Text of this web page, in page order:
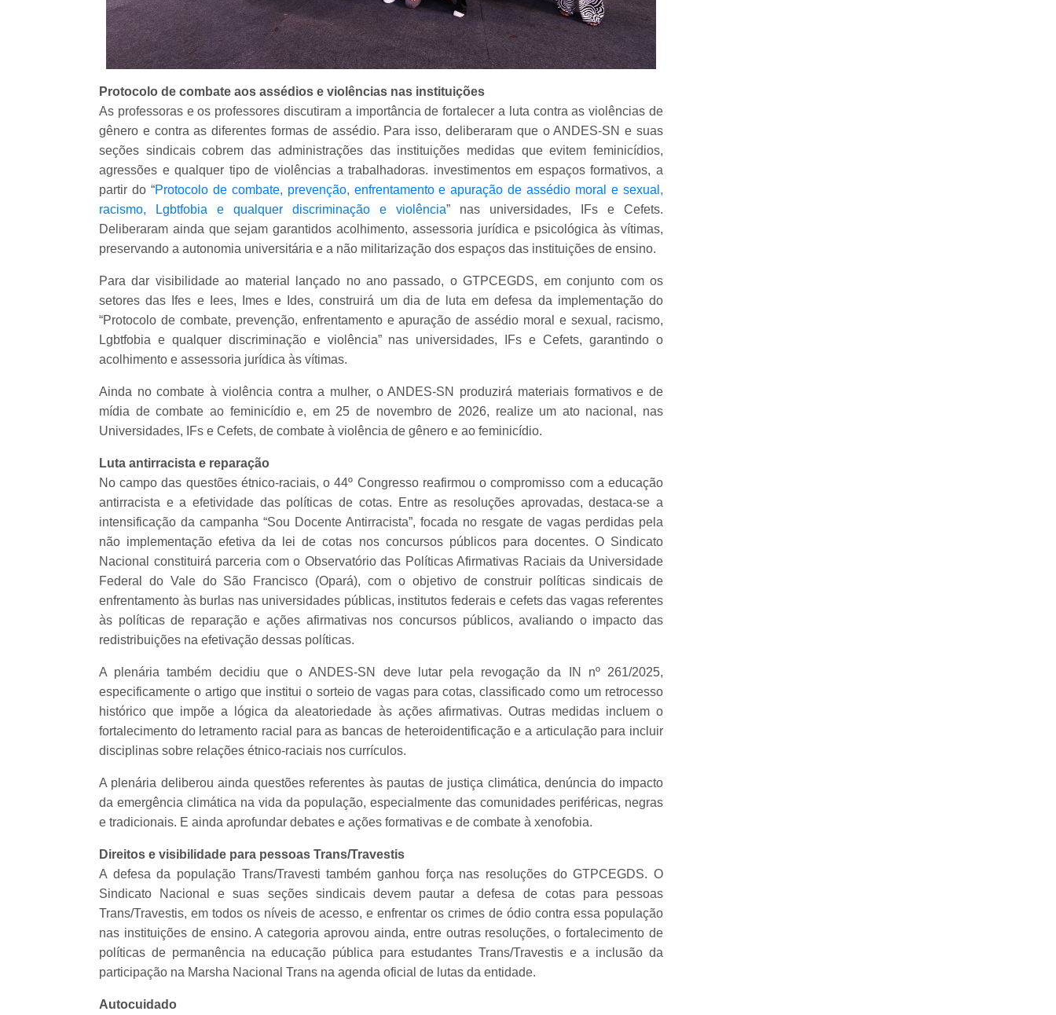
Protocolo de combate aos assédios e violências nas instituições
As professoras e os professores discutiram a importância de fortalecer a luta contra as violências de
gênero e contra as diferentes formas de assédio. Para isso, deliberaram que o ANDES-SN e suas
seções sindicais cobrem das administrações das instituições medidas que evitem feminicídios,
agressões e qualquer tipo de violências a trabalhadoras. investimentos em espaços formativos, a
partir do “Protocolo de combate, prevenção, enfrentamento e apuração de assédio moral e sexual,
racismo, Lgbtfobia e qualquer discriminação e violência” nas universidades, IFs e Cefets.
Deliberaram ainda que sejam garantidos acolhimento, assessoria jurídica e psicológica às vítimas,
preservando a autonomia universitária e a não militarização dos espaços das instituições de ensino.
Para dar visibilidade ao material lançado no ano passado, o GTPCEGDS, em conjunto com os
setores das Ifes e Iees, Imes e Ides, construirá um dia de luta em defesa da implementação do
“Protocolo de combate, prevenção, enfrentamento e apuração de assédio moral e sexual, racismo,
Lgbtfobia e qualquer discriminação e violência” nas universidades, IFs e Cefets, garantindo o
acolhimento e assessoria jurídica às vítimas.
Ainda no combate à violência contra a mulher, o ANDES-SN produzirá materiais formativos e de
mídia de combate ao feminicídio e, em 25 de novembro de 2026, realize um ato nacional, nas
Universidades, IFs e Cefets, de combate à violência de gênero e ao feminicídio.
Luta antirracista e reparação
No campo das questões étnico-raciais, o 44º Congresso reafirmou o compromisso com a educação
antirracista e a efetividade das políticas de cotas. Entre as resoluções aprovadas, destaca-se a
intensificação da campanha “Sou Docente Antirracista”, focada no resgate de vagas perdidas pela
não implementação efetiva da lei de cotas nos concursos públicos para docentes. O Sindicato
Nacional constituirá parceria com o Observatório das Políticas Afirmativas Raciais da Universidade
Federal do Vale do São Francisco (Opará), com o objetivo de construir políticas sindicais de
enfrentamento às burlas nas universidades públicas, institutos federais e cefets das vagas referentes
às políticas de reparação e ações afirmativas nos concursos públicos, avaliando o impacto das
redistribuições na efetivação dessas políticas.
A plenária também decidiu que o ANDES-SN deve lutar pela revogação da IN nº 261/2025,
especificamente o artigo que institui o sorteio de vagas para cotas, classificado como um retrocesso
histórico que impõe a lógica da aleatoriedade às ações afirmativas. Outras medidas incluem o
fortalecimento do letramento racial para as bancas de heteroidentificação e a articulação para incluir
disciplinas sobre relações étnico-raciais nos currículos.
A plenária deliberou ainda questões referentes às pautas de justiça climática, denúncia do impacto
da emergência climática na vida da população, especialmente das comunidades periféricas, negras
e tradicionais. E ainda aprofundar debates e ações formativas e de combate à xenofobia.
Direitos e visibilidade para pessoas Trans/Travestis
A defesa da população Trans/Travesti também ganhou força nas resoluções do GTPCEGDS. O
Sindicato Nacional e suas seções sindicais devem pautar a defesa de cotas para pessoas
Trans/Travestis, em todos os níveis de acesso, e enfrentar os crimes de ódio contra essa população
nas instituições de ensino. A categoria aprovou ainda, entre outras resoluções, o fortalecimento de
políticas de permanência na educação pública para estudantes Trans/Travestis e a inclusão da
participação na Marsha Nacional Trans na agenda oficial de lutas da entidade.
Autocuidado